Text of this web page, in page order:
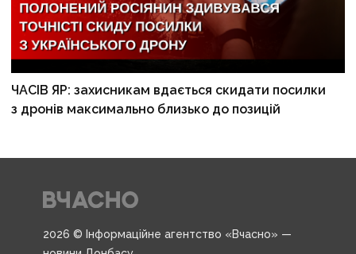
ЧАСІВ ЯР: захисникам вдається скидати посилки
з дронів максимально близько до позицій
2026 © Інформаційне агентство «Вчасно» —